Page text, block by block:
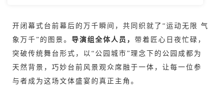
开闭幕式台前幕后的万千瞬间，共同织就了“运动无限 气
象万千”的图景。 导演组全体人员， 带着匠心日夜忙碌，
突破传统舞台形式，以“公园城市”理念下的公园成都为
天然背景，巧妙台前风景观众席融于一体，让每一位参
与者成为这场文体盛宴的真正主角。